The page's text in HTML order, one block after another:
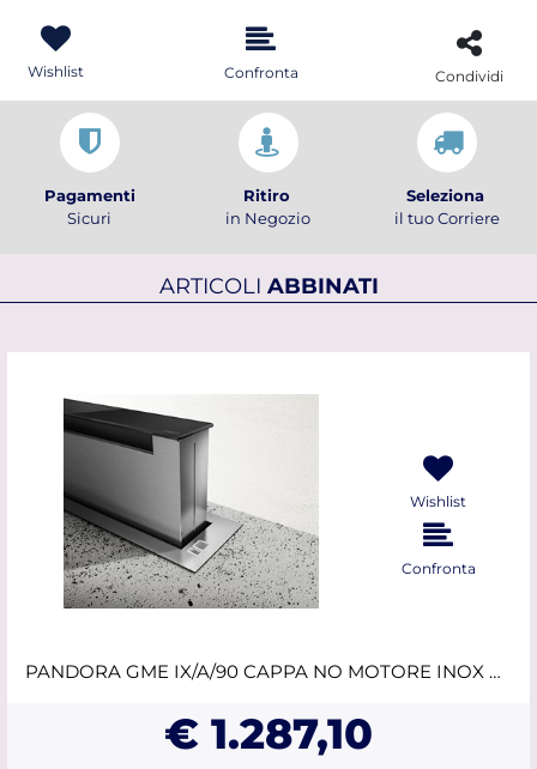
Wishlist Confronta Condividi
Pagamenti
Sicuri
Ritiro
in Negozio
Seleziona
il tuo Corriere
ARTICOLI ABBINATI
Wishlist
Confronta
PANDORA GME IX/A/90 CAPPA NO MOTORE INOX DOWN DRAFT ELICA
€ 1.287,10